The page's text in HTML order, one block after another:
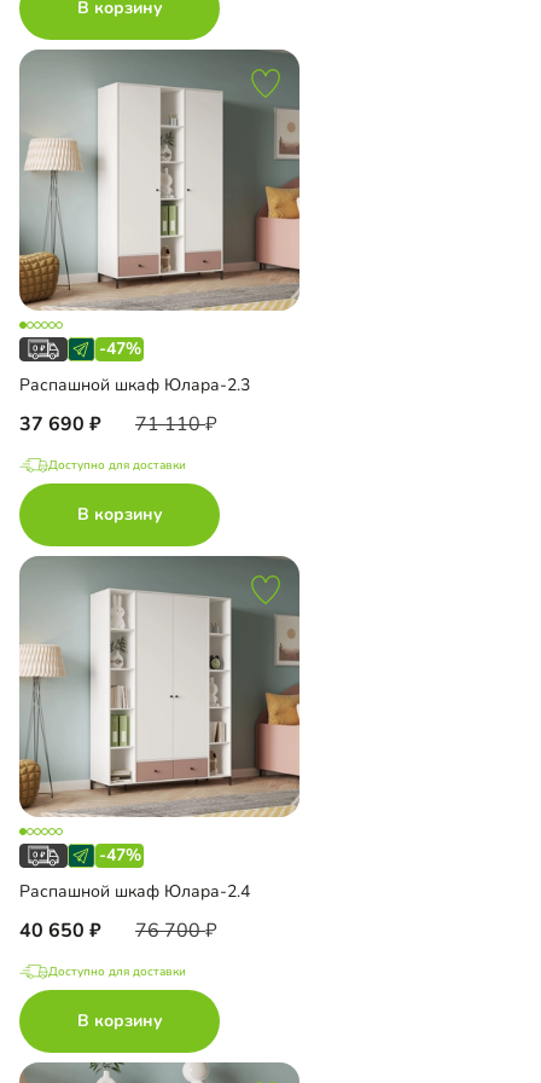
В корзину
-47%
Распашной шкаф Юлара-2.3
37 690 71 110
Доступно для доставки
В корзину
-47%
Распашной шкаф Юлара-2.4
40 650 76 700
Доступно для доставки
В корзину